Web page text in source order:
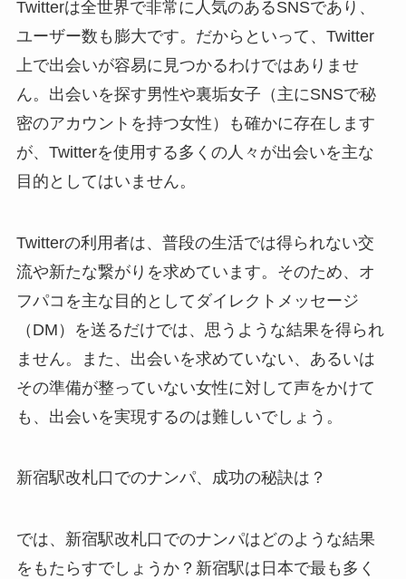
Twitterは全世界で非常に人気のあるSNSであり、
ユーザー数も膨大です。だからといって、Twitter
上で出会いが容易に見つかるわけではありませ
ん。出会いを探す男性や裏垢女子（主にSNSで秘
密のアカウントを持つ女性）も確かに存在します
が、Twitterを使用する多くの人々が出会いを主な
目的としてはいません。
Twitterの利用者は、普段の生活では得られない交
流や新たな繋がりを求めています。そのため、オ
フパコを主な目的としてダイレクトメッセージ
（DM）を送るだけでは、思うような結果を得られ
ません。また、出会いを求めていない、あるいは
その準備が整っていない女性に対して声をかけて
も、出会いを実現するのは難しいでしょう。
新宿駅改札口でのナンパ、成功の秘訣は？
では、新宿駅改札口でのナンパはどのような結果
をもたらすでしょうか？新宿駅は日本で最も多く